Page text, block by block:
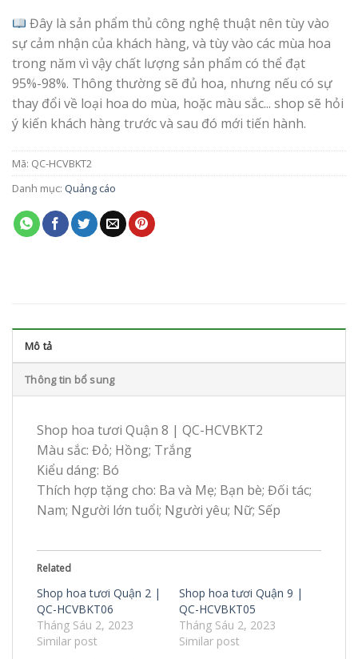
Đây là sản phẩm thủ công nghệ thuật nên tùy vào
sự cảm nhận của khách hàng, và tùy vào các mùa hoa
trong năm vì vậy chất lượng sản phẩm có thể đạt
95%-98%. Thông thường sẽ đủ hoa, nhưng nếu có sự
thay đổi về loại hoa do mùa, hoặc màu sắc... shop sẽ hỏi
ý kiến khách hàng trước và sau đó mới tiến hành.
Mã: QC-HCVBKT2
Danh mục: Quảng cáo
Mô tả
Thông tin bổ sung
Shop hoa tươi Quận 8 | QC-HCVBKT2
Màu sắc: Đỏ; Hồng; Trắng
Kiểu dáng: Bó
Thích hợp tặng cho: Ba và Mẹ; Bạn bè; Đối tác;
Nam; Người lớn tuổi; Người yêu; Nữ; Sếp
Related
Shop hoa tươi Quận 2 |
QC-HCVBKT06
Tháng Sáu 2, 2023
Similar post
Shop hoa tươi Quận 9 |
QC-HCVBKT05
Tháng Sáu 2, 2023
Similar post